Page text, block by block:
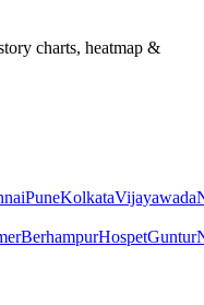
charts, heatmap &
PuneKolkataVijayawada
BerhampurHospetGuntur